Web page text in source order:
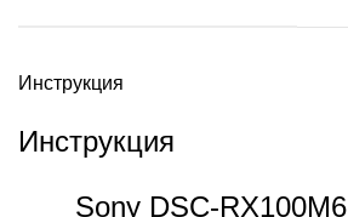
Инструкция
Инструкция
Sony DSC-RX100M6